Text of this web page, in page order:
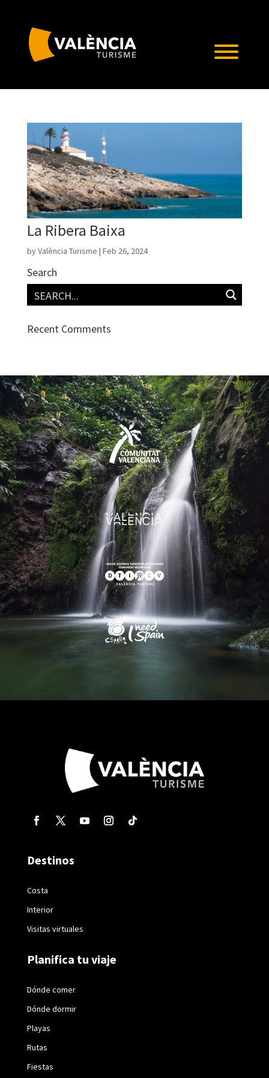
La Ribera Baixa
byValència Turisme | Feb 26, 2024
Search
Recent Comments
Destinos
Costa
Interior
Visitas virtuales
Planifica tu viaje
Dónde comer
Dónde dormir
Playas
Rutas
Fiestas